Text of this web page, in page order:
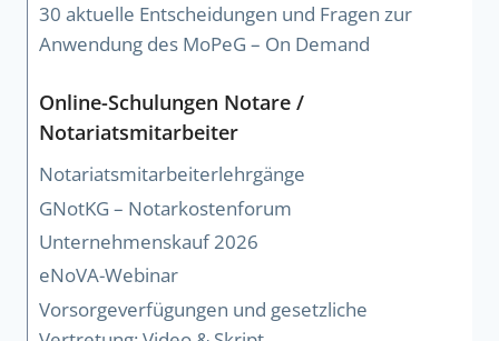
30 aktuelle Entscheidungen und Fragen zur
Anwendung des MoPeG – On Demand
Online-Schulungen Notare /
Notariatsmitarbeiter
Notariatsmitarbeiterlehrgänge
GNotKG – Notarkostenforum
Unternehmenskauf 2026
eNoVA-Webinar
Vorsorgeverfügungen und gesetzliche